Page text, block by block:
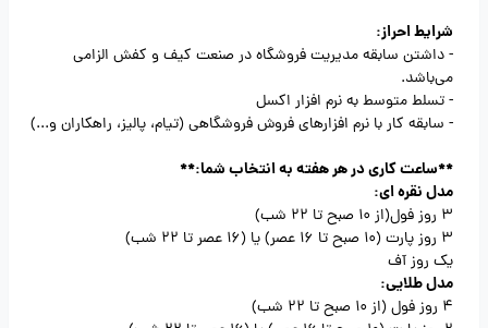
شرایط احراز:
- داشتن سابقه مدیریت فروشگاه در صنعت کیف و کفش الزامی
می‌باشد.
- تسلط متوسط به نرم افزار اکسل
- سابقه کار با نرم افزارهای فروش فروشگاهی (تیام، پالیز، راهکاران و...)
**ساعت کاری در هر هفته به انتخاب شما:**
مدل نقره ای:
3 روز فول(از 10 صبح تا 22 شب)
3 روز پارت (10 صبح تا 16 عصر) یا (16 عصر تا 22 شب)
یک روز آف
مدل طلایی:
4 روز فول (از 10 صبح تا 22 شب)